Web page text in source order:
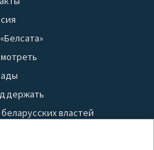
властей
материалов